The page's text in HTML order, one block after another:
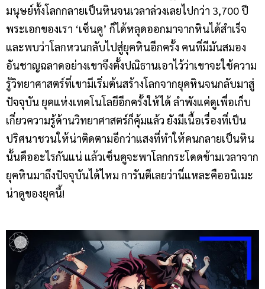
มนุษย์ทั้งโลกกลายเป็นหินจนเวลาล่วงเลยไปกว่า 3,700 ปี
พระเอกของเรา ‘เซ็นคู’ ก็ได้หลุดออกมาจากหินได้สำเร็จ
และพบว่าโลกหวนกลับไปสู่ยุคหินอีกครั้ง คนที่มีมันสมอง
อันชาญฉลาดอย่างเขาจึงตั้งปณิธานเอาไว้ว่าเขาจะใช้ความ
รู้วิทยาศาสตร์ที่เขามีเริ่มต้นสร้างโลกจากยุคหินจนกลับมาสู่
ปัจจุบัน ยุคแห่งเทคโนโลยีอีกครั้งให้ได้ ลำพังแค่ดูเพื่อเก็บ
เกี่ยวความรู้ด้านวิทยาศาสตร์ก็คุ้มแล้ว ยังมีเนื้อเรื่องที่เป็น
ปริศนาชวนให้น่าติดตามอีกว่าแสงที่ทำให้คนกลายเป็นหิน
นั้นคืออะไรกันแน่ แล้วเซ็นคูจะพาโลกกระโดดข้ามเวลาจาก
ยุคหินมาถึงปัจจุบันได้ไหม การันตีเลยว่านี่แหละคืออนิเมะ
น่าดูของยุคนี้!